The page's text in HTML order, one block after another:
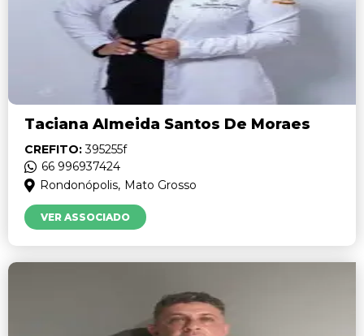
Taciana Almeida Santos De Moraes
CREFITO:395255f
66 996937424
Rondonópolis, Mato Grosso
VER ASSOCIADO